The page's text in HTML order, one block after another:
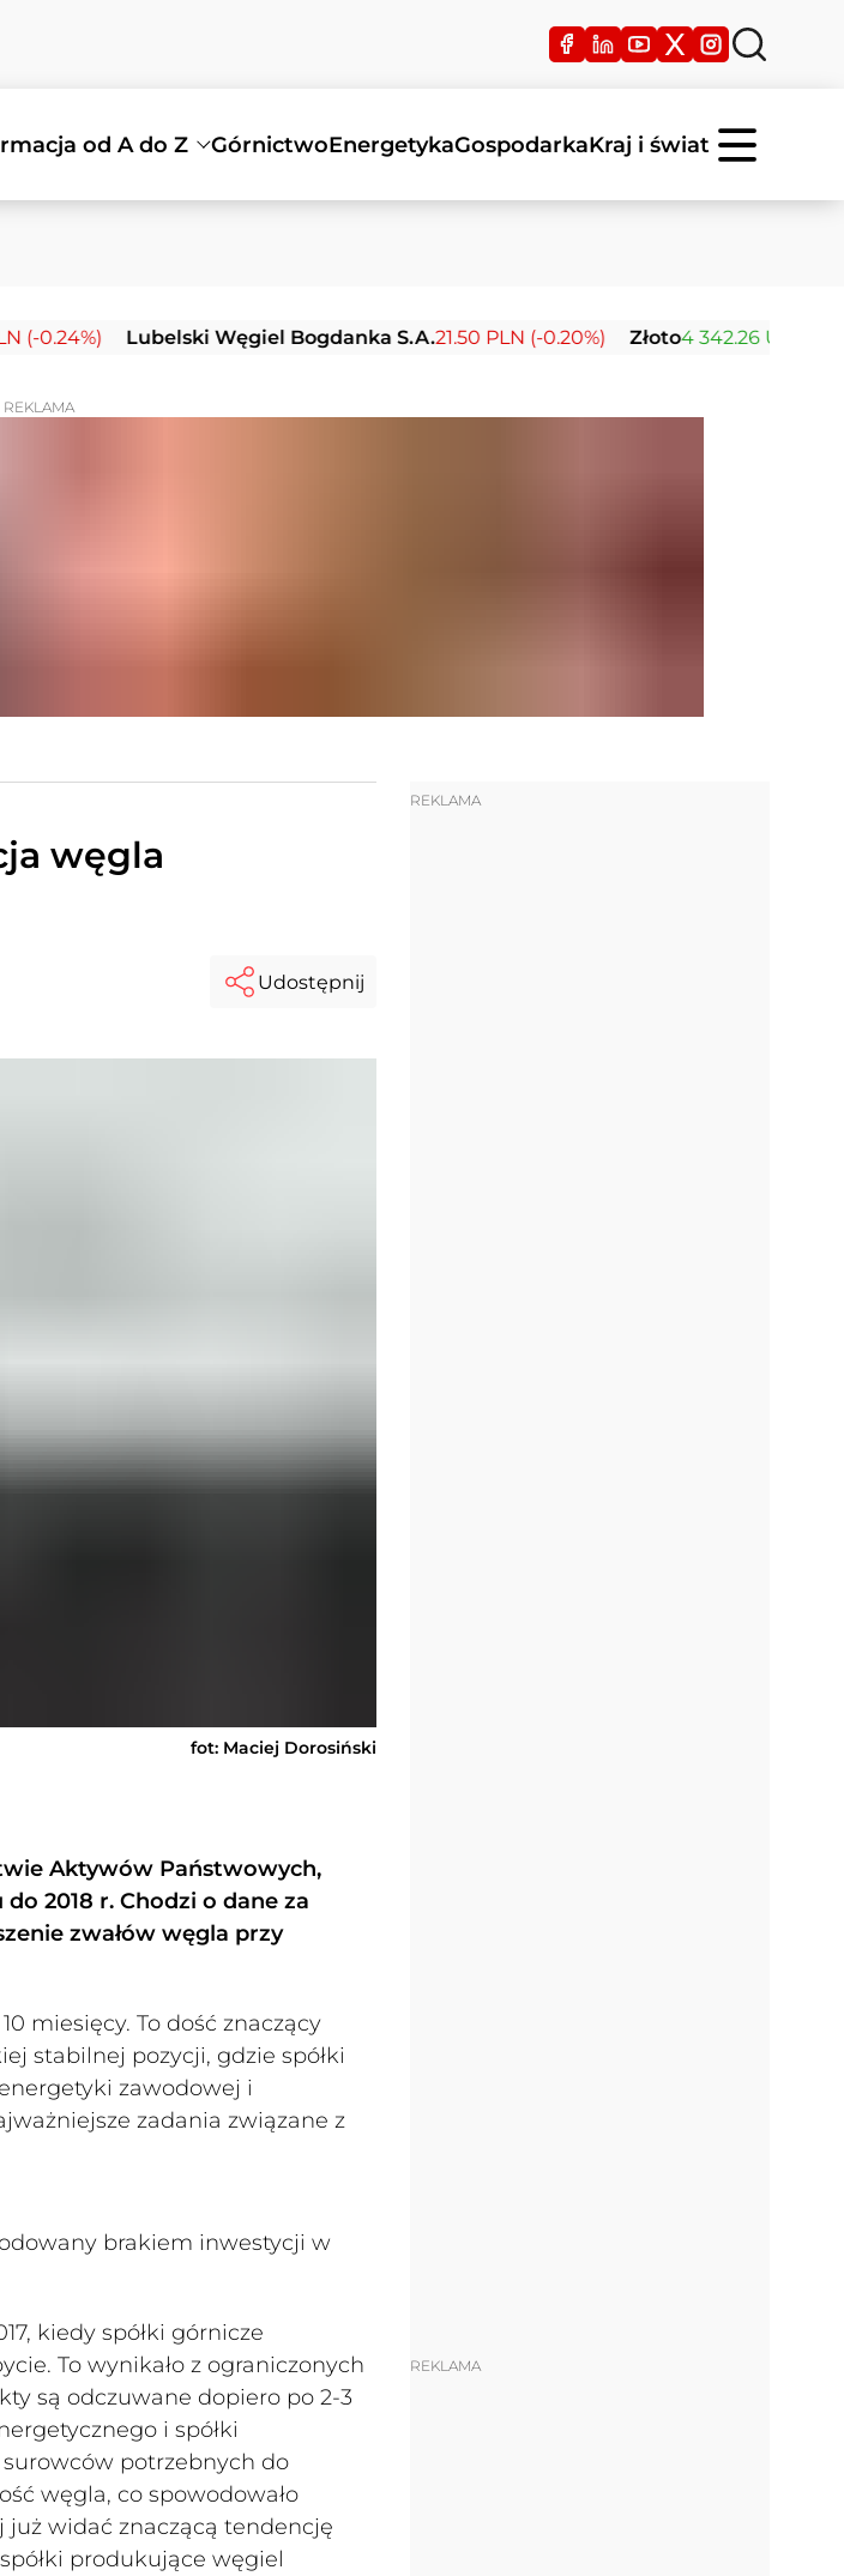
od A do Z GórnictwoEnergetykaGospodarkaKraj i świat
Lubelski Węgiel Bogdanka S.A.21.50 PLN (-0.20%) Złoto4 342.26 USD (+2.40%)
REKLAMA
węgla
Udostępnij
fot: Maciej Dorosiński
Aktywów Państwowych,
2018 r. Chodzi o dane za
zwałów węgla przy
miesięcy. To dość znaczący
stabilnej pozycji, gdzie spółki
zawodowej i
zadania związane z
brakiem inwestycji w
kiedy spółki górnicze
To wynikało z ograniczonych
są odczuwane dopiero po 2-3
i spółki
potrzebnych do
węgla, co spowodowało
już widać znaczącą tendencję
produkujące węgiel
REKLAMA
REKLAMA